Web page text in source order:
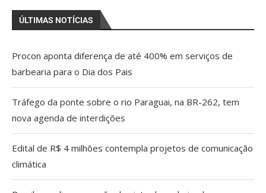
ÚLTIMAS NOTÍCIAS
Procon aponta diferença de até 400% em serviços de
barbearia para o Dia dos Pais
Tráfego da ponte sobre o rio Paraguai, na BR-262, tem
nova agenda de interdições
Edital de R$ 4 milhões contempla projetos de comunicação
climática